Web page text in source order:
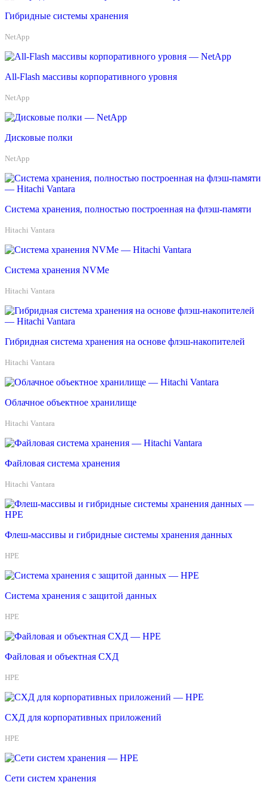
Гибридные системы хранения
NetApp
All-Flash массивы корпоративного уровня
NetApp
Дисковые полки
NetApp
Система хранения, полностью построенная на флэш-памяти
Hitachi Vantara
Система хранения NVMe
Hitachi Vantara
Гибридная система хранения на основе флэш-накопителей
Hitachi Vantara
Облачное объектное хранилище
Hitachi Vantara
Файловая система хранения
Hitachi Vantara
Флеш-массивы и гибридные системы хранения данных
HPE
Система хранения с защитой данных
HPE
Файловая и объектная СХД
HPE
СХД для корпоративных приложений
HPE
Сети систем хранения